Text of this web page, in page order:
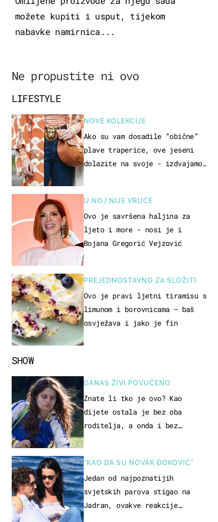
možete kupiti i usput, tijekom
nabavke namirnica...
Ne propustite ni ovo
SHOW
DANAS ŽIVI POVUČENO
Znate li tko je ovo? Kao
dijete ostala je bez oba
roditelja, a onda i bez
"KAO DA SU NOVAK ĐOKOVIĆ"
Jedan od najpoznatijih
svjetskih parova stigao na
Jadran, ovakve reakcije
LIFESTYLE
NOVE KOLEKCIJE
Ako su vam dosadile “obične”
plave traperice, ove jeseni
dolazite na svoje - izdvajamo
U NOJ NIJE VRUĆE
Ovo je savršena haljina za
ljeto i more - nosi je i
Bojana Gregorić Vejzović
PREJEDNOSTAVNO ZA SLOŽITI
Ovo je pravi ljetni tiramisu s
limunom i borovnicama – baš
osvježava i jako je fin